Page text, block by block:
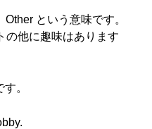
という意味です。
の他に趣味はあります
。